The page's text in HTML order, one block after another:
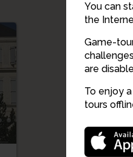
You can
the
Game-
are
To enjoy
tours